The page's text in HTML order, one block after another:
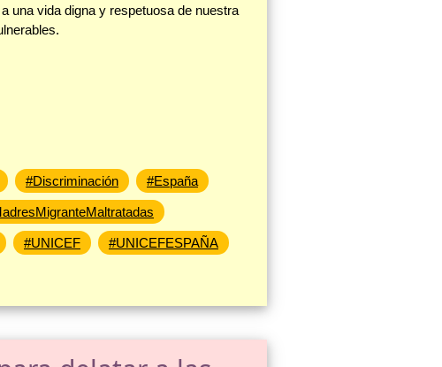
una vida digna y respetuosa de nuestra
#Discriminación #España
#UNICEF #UNICEFESPAÑA